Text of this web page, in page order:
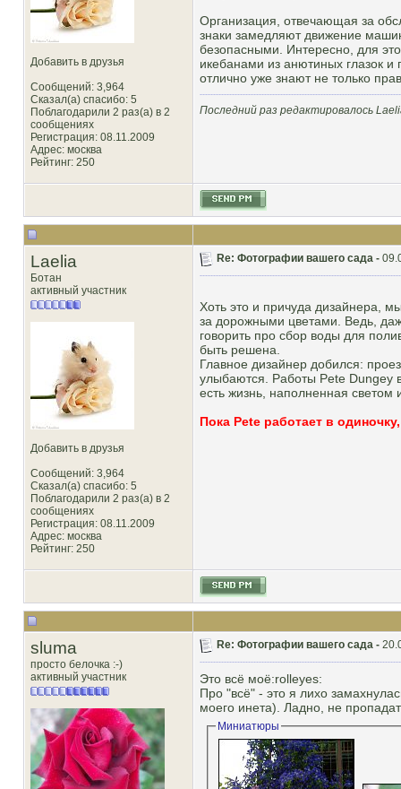
Добавить в друзья
Сообщений: 3,964
Сказал(а) спасибо: 5
Поблагодарили 2 раз(а) в 2
сообщениях
Регистрация: 08.11.2009
Адрес: москва
Рейтинг: 250
Организация, отвечающая за
знаки замедляют движение
безопасными. Интересно, для
икебанами из анютиных глазок и
отлично уже знают не только
Последний раз редактировалось
Laelia
Ботан
активный участник
Добавить в друзья
Сообщений: 3,964
Сказал(а) спасибо: 5
Поблагодарили 2 раз(а) в 2
сообщениях
Регистрация: 08.11.2009
Адрес: москва
Рейтинг: 250
Re: Фотографии вашего сада -
Хоть это и причуда дизайнера,
за дорожными цветами. Ведь,
говорить про сбор воды для
быть решена.
Главное дизайнер добился:
улыбаются. Работы Pete Dungey
есть жизнь, наполненная светом
Пока Pete работает в
sluma
просто белочка :-)
активный участник
Re: Фотографии вашего сада -
Это всё моё:rolleyes:
Про "всё" - это я лихо
моего инета). Ладно, не
Миниатюры